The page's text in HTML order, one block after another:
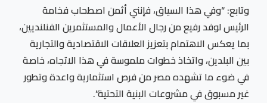
وتابع: “وفي هذا السياق، فإنني أثمن اصطحاب فخامة
الرئيس لوفد رفيع من رجال الأعمال والمستثمرين الفنلنديين،
بما يعكس الاهتمام بتعزيز العلاقات الاقتصادية والتجارية
بين البلدين، واتخاذ خطوات ملموسة في هذا الاتجاه، خاصة
في ضوء ما تشهده مصر من فرص استثمارية واعدة وتطور
غير مسبوق في مشروعات البنية التحتية”.